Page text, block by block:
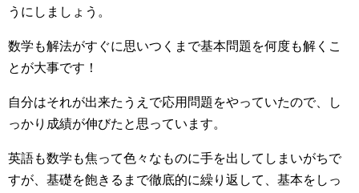
うにしましょう。
数学も解法がすぐに思いつくまで基本問題を何度も解くこ
とが大事です！
自分はそれが出来たうえで応用問題をやっていたので、し
っかり成績が伸びたと思っています。
英語も数学も焦って色々なものに手を出してしまいがちで
すが、基礎を飽きるまで徹底的に繰り返して、基本をしっ